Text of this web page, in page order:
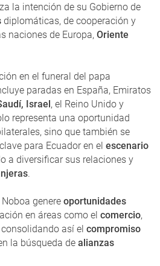
la intención de su Gobierno de
diplomáticas, de cooperación y
naciones de Europa, Oriente
en el funeral del papa
paradas en España, Emiratos
Israel , el Reino Unido y
representa una oportunidad
sino que también se
para Ecuador en el escenario
a diversificar sus relaciones y
.
genere oportunidades
en áreas como el comercio,
así el compromiso
la búsqueda de alianzas